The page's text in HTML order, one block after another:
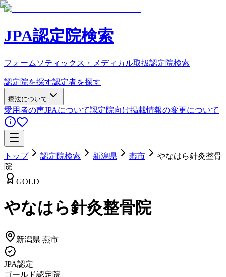
JPA認定院検索
フォームソティックス・メディカル取扱認定院検索
認定院を探す認定者を探す
療法について
愛用者の声JPAについて認定院向け掲載情報の変更について
トップ 認定院検索 新潟県 燕市
やなはら針灸整骨
院
GOLD
やなはら針灸整骨院
新潟県 燕市
JPA認定
ゴールド認定院